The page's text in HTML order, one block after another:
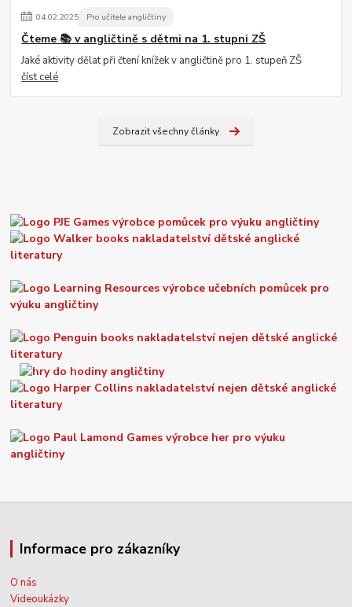
04.02.2025 Pro učitele angličtiny
Čteme 📚 v angličtině s dětmi na 1. stupni ZŠ
Jaké aktivity dělat při čtení knížek v angličtině pro 1. stupeň ZŠ
číst celé
Zobrazit všechny články
Informace pro zákazníky
O nás
Videoukázky